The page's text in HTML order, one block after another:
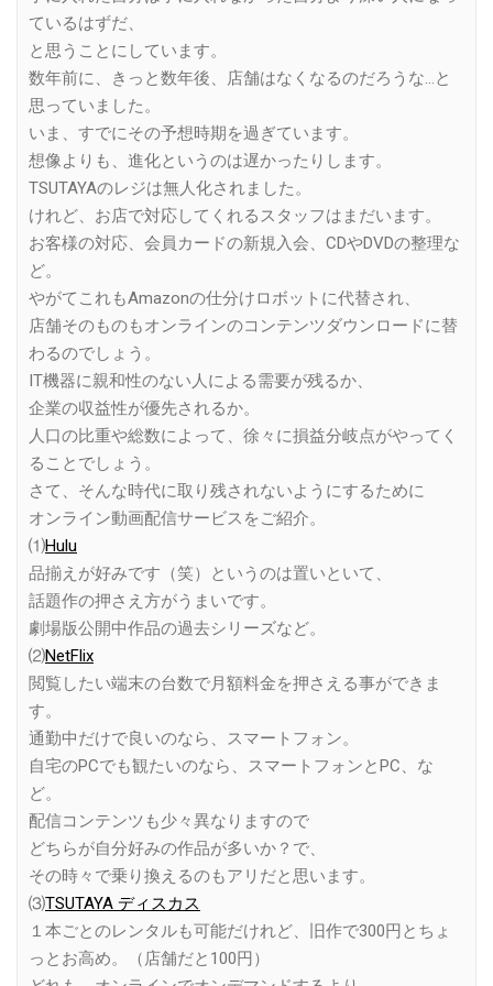
ているはずだ、
と思うことにしています。
数年前に、きっと数年後、店舗はなくなるのだろうな…と
思っていました。
いま、すでにその予想時期を過ぎています。
想像よりも、進化というのは遅かったりします。
TSUTAYAのレジは無人化されました。
けれど、お店で対応してくれるスタッフはまだいます。
お客様の対応、会員カードの新規入会、CDやDVDの整理な
ど。
やがてこれもAmazonの仕分けロボットに代替され、
店舗そのものもオンラインのコンテンツダウンロードに替
わるのでしょう。
IT機器に親和性のない人による需要が残るか、
企業の収益性が優先されるか。
人口の比重や総数によって、徐々に損益分岐点がやってく
ることでしょう。
さて、そんな時代に取り残されないようにするために
オンライン動画配信サービスをご紹介。
⑴Hulu
品揃えが好みです（笑）というのは置いといて、
話題作の押さえ方がうまいです。
劇場版公開中作品の過去シリーズなど。
⑵NetFlix
閲覧したい端末の台数で月額料金を押さえる事ができま
す。
通勤中だけで良いのなら、スマートフォン。
自宅のPCでも観たいのなら、スマートフォンとPC、な
ど。
配信コンテンツも少々異なりますので
どちらが自分好みの作品が多いか？で、
その時々で乗り換えるのもアリだと思います。
⑶TSUTAYA ディスカス
１本ごとのレンタルも可能だけれど、旧作で300円とちょ
っとお高め。（店舗だと100円）